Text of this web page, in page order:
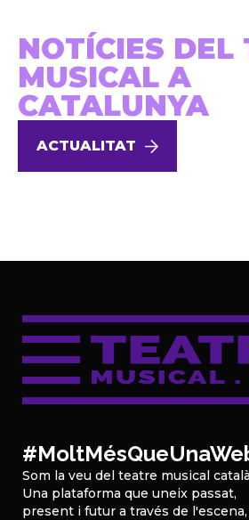
NOTÍCIES DEL
MUSICAL A
CATALUNYA
ACTUALITAT
Som la veu del teatre musical
Una plataforma que uneix passat,
present i futur a través de l'escena,